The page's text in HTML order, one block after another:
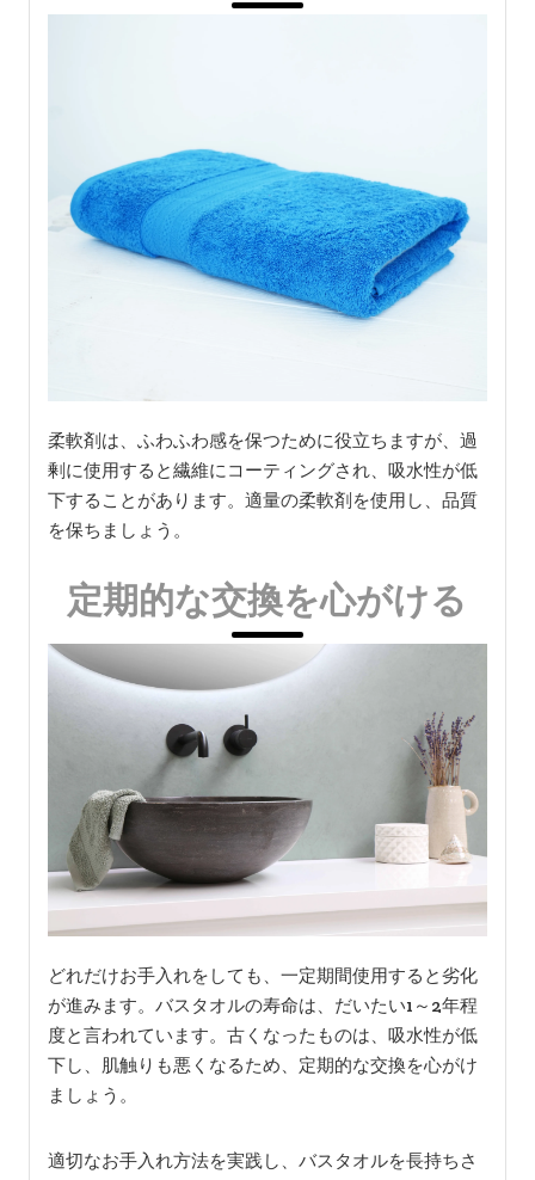
柔軟剤は、ふわふわ感を保つために役立ちますが、過
剰に使用すると繊維にコーティングされ、吸水性が低
下することがあります。適量の柔軟剤を使用し、品質
を保ちましょう。
定期的な交換を心がける
どれだけお手入れをしても、一定期間使用すると劣化
が進みます。バスタオルの寿命は、だいたい1～2年程
度と言われています。古くなったものは、吸水性が低
下し、肌触りも悪くなるため、定期的な交換を心がけ
ましょう。
適切なお手入れ方法を実践し、バスタオルを長持ちさ